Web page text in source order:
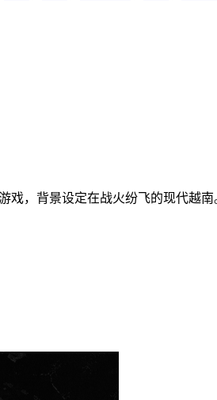
戏，背景设定在战火纷飞的现代